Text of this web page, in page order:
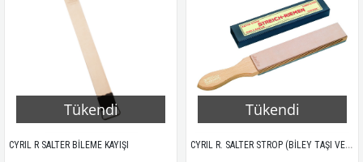
Tükendi
CYRIL R SALTER BİLEME KAYIŞI
Tükendi
CYRIL R. SALTER STROP (BİLEY TAŞI VE KAYIŞI)